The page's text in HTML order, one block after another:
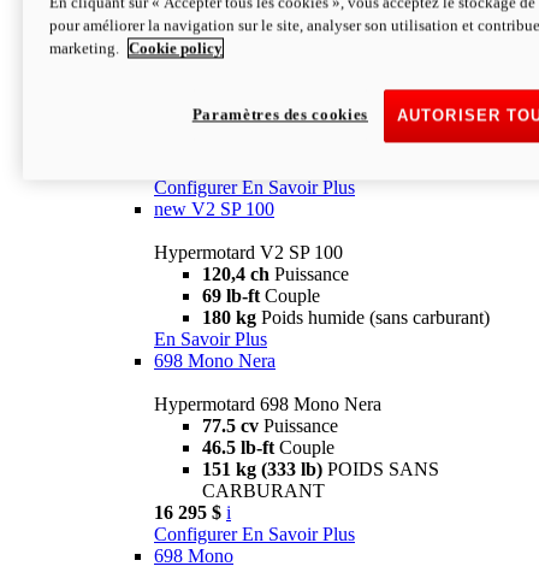
Configurer En Savoir Plus
newV2 SP
69 lb-ftCouple
Poids humide (sans carburant)
Configurer En Savoir Plus
new V2 SP 100
Hypermotard V2 SP 100
120,4 ch Puissance
69 lb-ft Couple
180 kg Poids humide (sans carburant)
En Savoir Plus
698 Mono Nera
Hypermotard 698 Mono Nera
77.5 cv Puissance
46.5 lb-ft Couple
151 kg (333 lb) POIDS SANS
CARBURANT
16 295 $ i
Configurer En Savoir Plus
698 Mono
pour améliorer la navigation sur le site, analyser son utilisation et
marketing.
Cookie policy
AUTORISER
Paramètres des cookies